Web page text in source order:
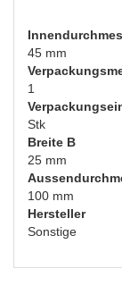
45 mm
1
Stk
Breite B
25 mm
100 mm
Hersteller
Sonstige